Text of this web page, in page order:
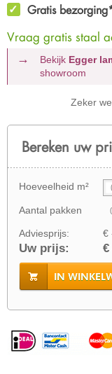
Gratis
Vraag gratis staal
Bekijk Egger
showroom
Zeker
Bereken uw
Hoeveelheid m²
Aantal pakken
Adviesprijs: €
Uw prijs: €
IN